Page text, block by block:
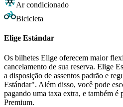
Ar condicionado
Bicicleta
Elige Estándar
Os bilhetes Elige oferecem maior
cancelamento de sua reserva. Elige
a disposição de assentos padrão e
Estándar". Além disso, você pode
pagando uma taxa extra, e também é
Premium.